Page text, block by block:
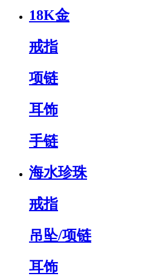
18K金
戒指
项链
耳饰
手链
海水珍珠
戒指
吊坠/项链
耳饰